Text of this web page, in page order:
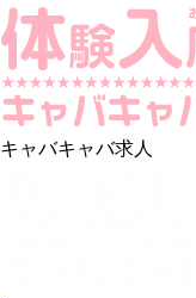
キャバキャバ求人